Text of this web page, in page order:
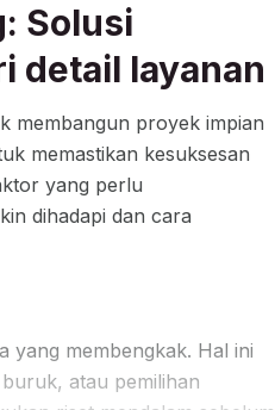
Solusi
detail layanan
membangun proyek impian
memastikan kesuksesan
yang perlu
dihadapi dan cara
yang membengkak. Hal ini
atau pemilihan